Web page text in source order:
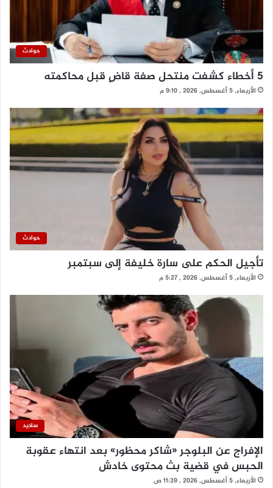
حوادث
5 أخطاء كشفت منتحل صفة قاضٍ قبل محاكمته
الأربعاء, 5 أغسطس, 2026 , 9:10 م
حوادث
تأجيل الحكم على سارة خليفة إلى سبتمبر
الأربعاء, 5 أغسطس, 2026 , 5:27 م
سلايد
الإفراج عن البلوجر «شاكر محظور» بعد انتهاء عقوبة
الحبس في قضية بث محتوى خادش
الأربعاء, 5 أغسطس, 2026 , 11:39 ص